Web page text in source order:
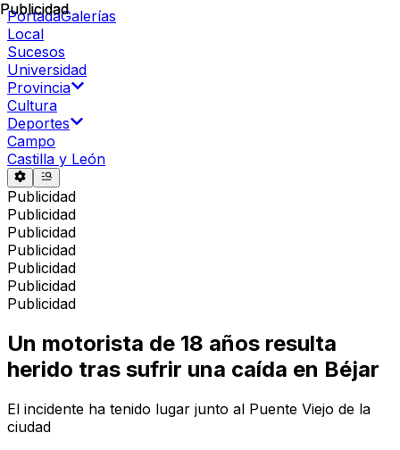
PortadaGalerías
Local
Sucesos
Universidad
Provincia
Cultura
Deportes
Campo
Castilla y León
Publicidad
Publicidad
Publicidad
Publicidad
Publicidad
Publicidad
Publicidad
Publicidad
Un motorista de 18 años resulta
herido tras sufrir una caída en Béjar
El incidente ha tenido lugar junto al Puente Viejo de la
ciudad
Publicidad